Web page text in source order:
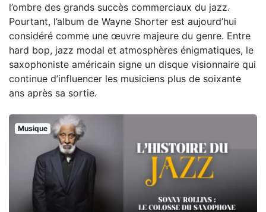
l’ombre des grands succès commerciaux du jazz.
Pourtant, l’album de Wayne Shorter est aujourd’hui
considéré comme une œuvre majeure du genre. Entre
hard bop, jazz modal et atmosphères énigmatiques, le
saxophoniste américain signe un disque visionnaire qui
continue d’influencer les musiciens plus de soixante
ans après sa sortie.
Musique